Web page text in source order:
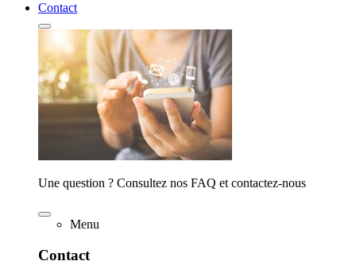
Contact
Une question ? Consultez nos FAQ et contactez-nous
Menu
Contact